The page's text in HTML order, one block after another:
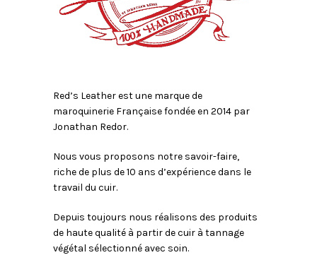
Red’s Leather est une marque de
maroquinerie Française fondée en 2014 par
Jonathan Redor.
Nous vous proposons notre savoir-faire,
riche de plus de 10 ans d’expérience dans le
travail du cuir.
Depuis toujours nous réalisons des produits
de haute qualité à partir de cuir à tannage
végétal sélectionné avec soin.